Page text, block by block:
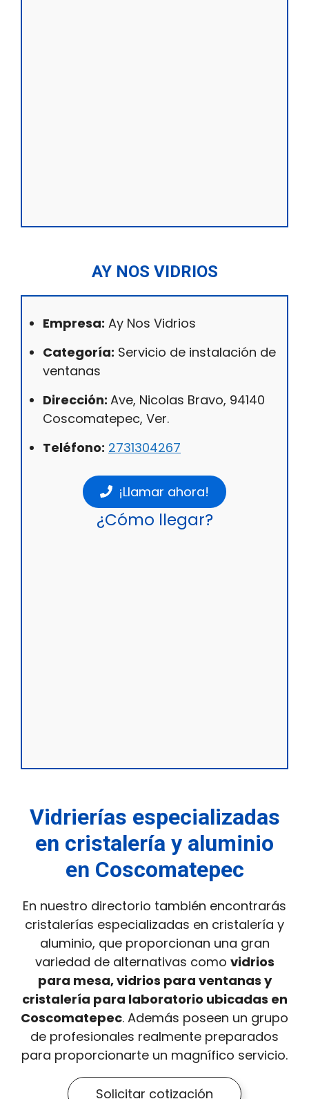
AY NOS VIDRIOS
Empresa: Ay Nos Vidrios
Categoría: Servicio de instalación de
ventanas
Dirección: Ave, Nicolas Bravo, 94140
Coscomatepec, Ver.
Teléfono: 2731304267
¡Llamar ahora!
¿Cómo llegar?
Vidrierías especializadas
en cristalería y aluminio
en Coscomatepec
En nuestro directorio también encontrarás
cristalerías especializadas en cristalería y
aluminio, que proporcionan una gran
variedad de alternativas como vidrios
para mesa, vidrios para ventanas y
cristalería para laboratorio ubicadas en
Coscomatepec. Además poseen un grupo
de profesionales realmente preparados
para proporcionarte un magnífico servicio.
Solicitar cotización